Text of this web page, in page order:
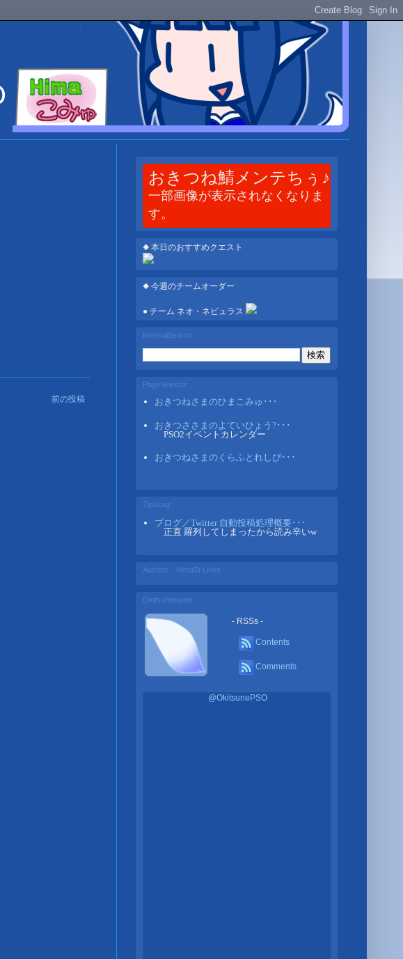
前の投稿
おきつね鯖メンテちぅ♪
一部画像が表示されなくなりま
す。
◆ 本日のおすすめクエスト
◆ 今週のチームオーダー
● チーム ネオ・ネビュラス
InternalSearch
PageSelector
おきつねさまのひまこみゅ･･･
おきつささまのよていひょう?･･･
PSO2イベントカレンダー
おきつねさまのくらふとれしぴ･･･
TipsLog
ブログ／Twitter 自動投稿処理概要･･･
正直 羅列してしまったから読み辛いw
Authors - HimaSt Links
Okitsunesama
- RSSs -
Contents
Comments
@OkitsunePSO